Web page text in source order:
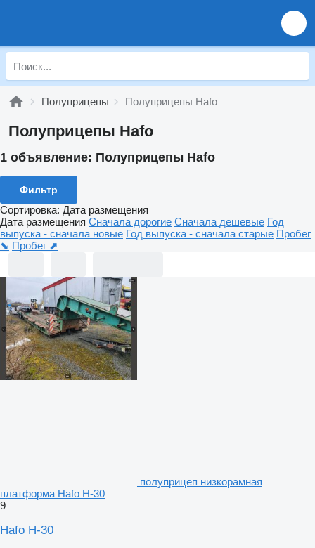
Полуприцепы Полуприцепы Hafo
Полуприцепы Hafo
1 объявление: Полуприцепы Hafo
Фильтр
Сортировка: Дата размещения
Дата размещения Сначала дорогие Сначала дешевые Год
выпуска - сначала новые Год выпуска - сначала старые Пробег
⬊ Пробег ⬈
полуприцеп низкорамная
платформа Hafo H-30
9
Hafo H-30